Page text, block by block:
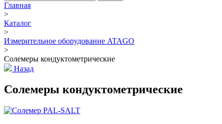
Главная
>
Каталог
>
Измерительное оборудование ATAGO
>
Солемеры кондуктометрические
Назад
Солемеры кондуктометрические